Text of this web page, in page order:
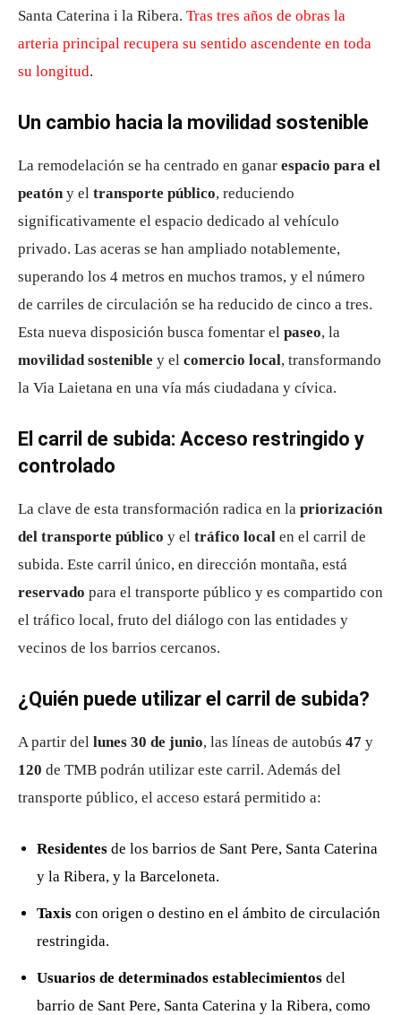
Santa Caterina i la Ribera. Tras tres años de obras la
arteria principal recupera su sentido ascendente en toda
su longitud.
Un cambio hacia la movilidad sostenible
La remodelación se ha centrado en ganar espacio para el
peatóny el transporte público, reduciendo
significativamente el espacio dedicado al vehículo
privado. Las aceras se han ampliado notablemente,
superando los 4 metros en muchos tramos, y el número
de carriles de circulación se ha reducido de cinco a tres.
Esta nueva disposición busca fomentar el paseo, la
movilidad sostenible y el comercio local, transformando
la Via Laietana en una vía más ciudadana y cívica.
El carril de subida: Acceso restringido y
controlado
La clave de esta transformación radica en la priorización
del transporte público y el tráfico local en el carril de
subida. Este carril único, en dirección montaña, está
reservado para el transporte público y es compartido con
el tráfico local, fruto del diálogo con las entidades y
vecinos de los barrios cercanos.
¿Quién puede utilizar el carril de subida?
A partir del lunes 30 de junio, las líneas de autobús 47 y
120 de TMB podrán utilizar este carril. Además del
transporte público, el acceso estará permitido a:
Residentes de los barrios de Sant Pere, Santa Caterina
y la Ribera, y la Barceloneta.
Taxis con origen o destino en el ámbito de circulación
restringida.
Usuarios de determinados establecimientos del
barrio de Sant Pere, Santa Caterina y la Ribera, como